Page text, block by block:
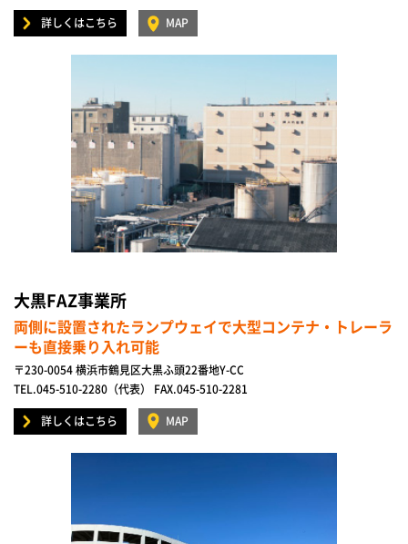
詳しくはこちら
MAP
大黒FAZ事業所
両側に設置されたランプウェイで大型コンテナ・トレーラ
ーも直接乗り入れ可能
〒230-0054 横浜市鶴見区大黒ふ頭22番地Y-CC
TEL.045-510-2280（代表） FAX.045-510-2281
詳しくはこちら
MAP